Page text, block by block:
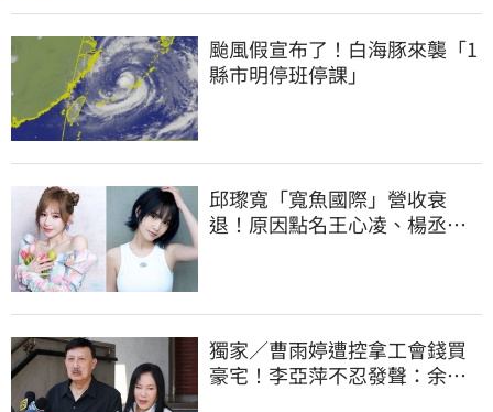
颱風假宣布了！白海豚來襲「1
縣市明停班停課」
邱瓈寬「寬魚國際」營收衰
退！原因點名王心凌、楊丞琳
獨家／曹雨婷遭控拿工會錢買
豪宅！李亞萍不忍發聲：余天